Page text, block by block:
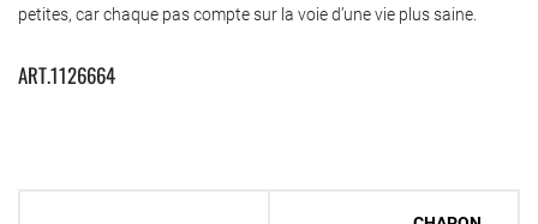
petites, car chaque pas compte sur la voie d’une vie plus saine.
ART.1126664